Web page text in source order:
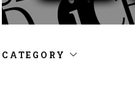
CATEGORY